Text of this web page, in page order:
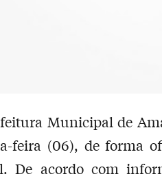
Municipal de
feira (06), de forma
De acordo com